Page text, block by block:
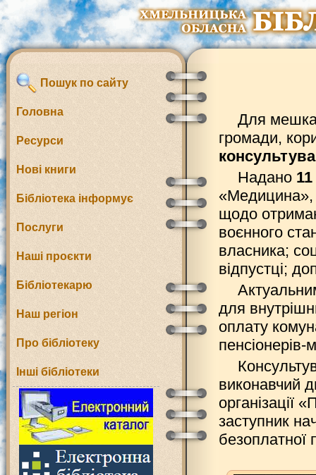
Пошук по сайту
Головна
Ресурси
Нові книги
Бібліотека інформує
Послуги
Наші проєкти
Бібліотекарю
Наш регіон
Про бібліотеку
Інші бібліотеки
Для
громади,
Надано
«Медицина»,
щодо
воєнного
власника;
відпустці;
для
оплату
пенсіонерів-
виконавчий
організації
заступник
безоплатної